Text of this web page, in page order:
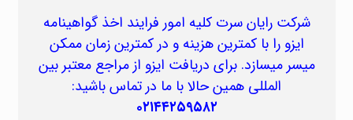
شرکت رایان سرت کلیه امور فرایند اخذ گواهینامه
ایزو را با کمترین هزینه و در کمترین زمان ممکن
میسر میسازد. برای دریافت ایزو از مراجع معتبر بین
المللی همین حالا با ما در تماس باشید:
۰۲۱۴۴۲۵۹۵۸۲